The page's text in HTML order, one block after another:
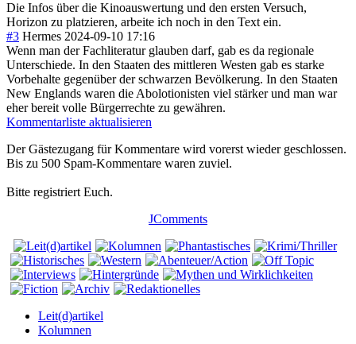
Die Infos über die Kinoauswertung und den ersten Versuch,
Horizon zu platzieren, arbeite ich noch in den Text ein.
#3 Hermes 2024-09-10 17:16
Wenn man der Fachliteratur glauben darf, gab es da regionale
Unterschiede. In den Staaten des mittleren Westen gab es starke
Vorbehalte gegenüber der schwarzen Bevölkerung. In den Staaten
New Englands waren die Abolotionisten viel stärker und man war
eher bereit volle Bürgerrechte zu gewähren.
Kommentarliste aktualisieren
Der Gästezugang für Kommentare wird vorerst wieder geschlossen.
Bis zu 500 Spam-Kommentare waren zuviel.
Bitte registriert Euch.
JComments
Leit(d)artikel
Kolumnen